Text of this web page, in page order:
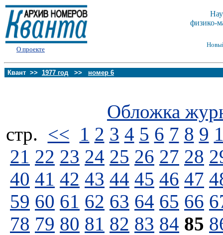
О проекте
физико-
Квант >> 1977 год >> номер 6
Обложка
стp. << 1 2 3 4 5 6 7 8 9
21 22 23 24 25 26 27 28
40 41 42 43 44 45 46 47
59 60 61 62 63 64 65 66
78 79 80 81 82 83 84 85